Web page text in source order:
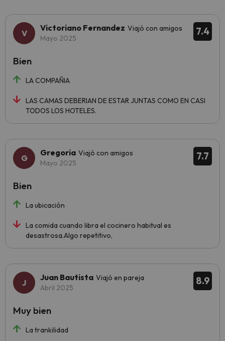
7.4
Victoriano Fernandez Viajó con amigos
Mayo 2025
LA COMPAÑIA
LAS CAMAS DEBERIAN DE ESTAR JUNTAS COMO EN CASI
TODOS LOS HOTELES.
Bien
7.7
Gregoria Viajó con amigos
Mayo 2025
La ubicación
La comida cuando libra el cocinero habitual es
desastrosa.Algo repetitivo,
Bien
8.9
Juan Bautista Viajó en pareja
Abril 2025
La trankilidad
Muy bien